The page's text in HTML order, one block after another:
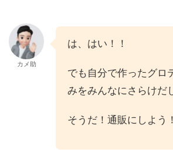
カメ助
は、はい！！
でも自分で作ったグロ
みをみんなにさらけだ
そうだ！通販にしよう